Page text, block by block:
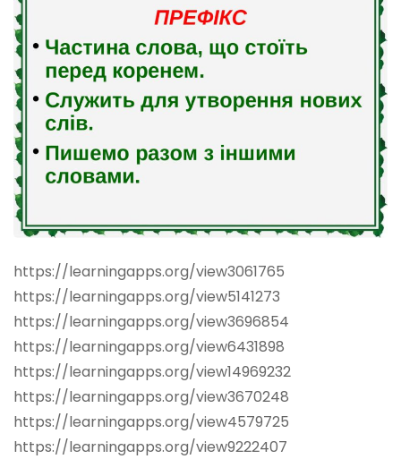
https://learningapps.org/view3061765
https://learningapps.org/view5141273
https://learningapps.org/view3696854
https://learningapps.org/view6431898
https://learningapps.org/view14969232
https://learningapps.org/view3670248
https://learningapps.org/view4579725
https://learningapps.org/view9222407